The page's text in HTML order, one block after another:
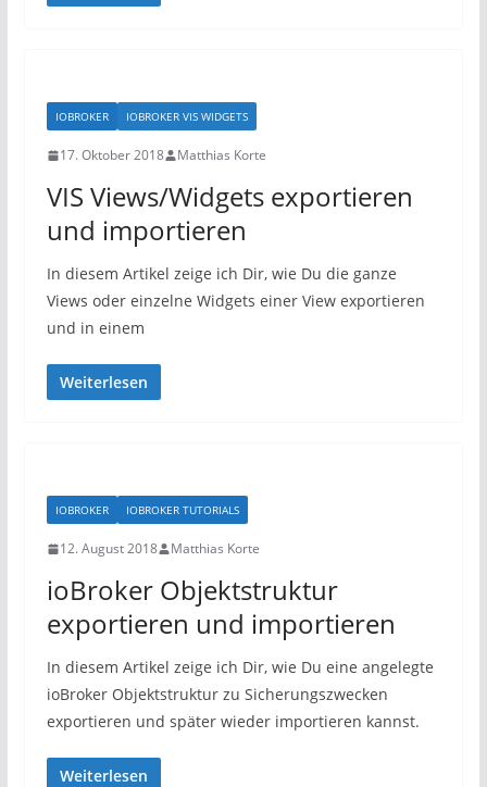
IOBROKER IOBROKER VIS WIDGETS
17. Oktober 2018 Matthias Korte
VIS Views/Widgets exportieren
und importieren
In diesem Artikel zeige ich Dir, wie Du die ganze
Views oder einzelne Widgets einer View exportieren
und in einem
Weiterlesen
IOBROKER IOBROKER TUTORIALS
12. August 2018 Matthias Korte
ioBroker Objektstruktur
exportieren und importieren
In diesem Artikel zeige ich Dir, wie Du eine angelegte
ioBroker Objektstruktur zu Sicherungszwecken
exportieren und später wieder importieren kannst.
Weiterlesen